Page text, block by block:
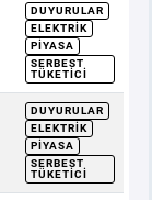
DUYURULAR
ELEKTRIK
PIYASA
SERBEST
TÜKETICI
DUYURULAR
ELEKTRIK
PIYASA
SERBEST
TÜKETICI